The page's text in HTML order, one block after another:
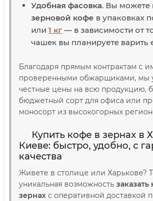
Удобная фасовка. Вы можете
зерновой кофе в упаковках
или 1 кг — в зависимости от
чашек вы планируете варить
Благодаря прямым контрактам с
проверенными обжарщиками, мы
честные цены на всю продукцию,
бюджетный сорт для офиса или
моносорт из высокогорных
Купить кофе в зернах в
Киеве: быстро, удобно, с
качества
Живете в столице или Харькове?
уникальная возможность заказать
зернах с оперативной доставкой